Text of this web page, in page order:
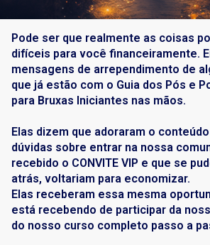
Pode ser que realmente as coisas
difíceis para você financeiramente.
mensagens de arrependimento de
que já estão com o Guia dos Pós e
para Bruxas Iniciantes nas mãos.
Elas dizem que adoraram o
dúvidas sobre entrar na nossa
recebido o CONVITE VIP e que se
atrás, voltariam para economizar.
Elas receberam essa mesma
está recebendo de participar da
do nosso curso completo passo a